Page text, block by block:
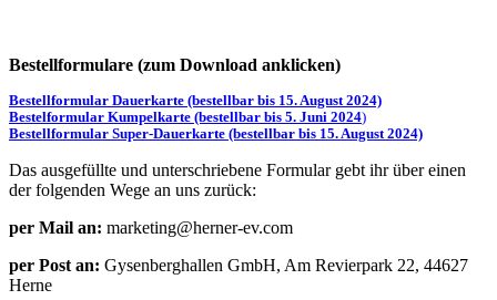
Bestellformulare (zum Download anklicken)
Bestellformular Dauerkarte (bestellbar bis 15. August 2024)
Bestelformular Kumpelkarte (bestellbar bis 5. Juni 2024)
Bestellformular Super-Dauerkarte (bestellbar bis 15. August 2024)
Das ausgefüllte und unterschriebene Formular gebt ihr über einen
der folgenden Wege an uns zurück:
per Mail an: marketing@herner-ev.com
per Post an: Gysenberghallen GmbH, Am Revierpark 22, 44627
Herne